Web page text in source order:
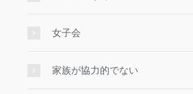
女子会
家族が協力的でない